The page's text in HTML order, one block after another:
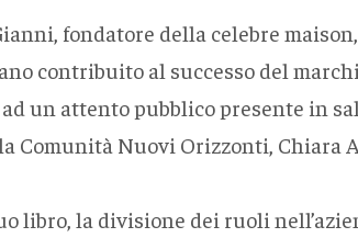
fondatore della celebre
contribuito al successo del
un attento pubblico presente in
Comunità Nuovi Orizzonti, Chiara
libro, la divisione dei ruoli